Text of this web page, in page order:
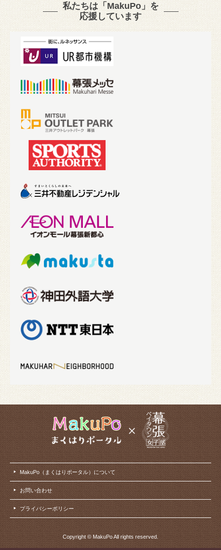
私たちは「MakuPo」を
応援しています
MakuPo（まくはりポータル）について
お問い合わせ
プライバシーポリシー
Copyright © MakuPo All rights reserved.